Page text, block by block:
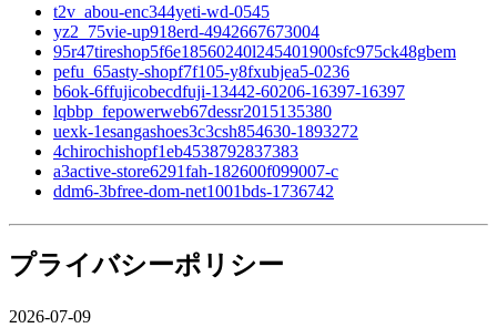
t2v_abou-enc344yeti-wd-0545
yz2_75vie-up918erd-4942667673004
95r47tireshop5f6e18560240l245401900sfc975ck48gbem
pefu_65asty-shopf7f105-y8fxubjea5-0236
b6ok-6ffujicobecdfuji-13442-60206-16397-16397
lqbbp_fepowerweb67dessr2015135380
uexk-1esangashoes3c3csh854630-1893272
4chirochishopf1eb4538792837383
a3active-store6291fah-182600f099007-c
ddm6-3bfree-dom-net1001bds-1736742
プライバシーポリシー
2026-07-09